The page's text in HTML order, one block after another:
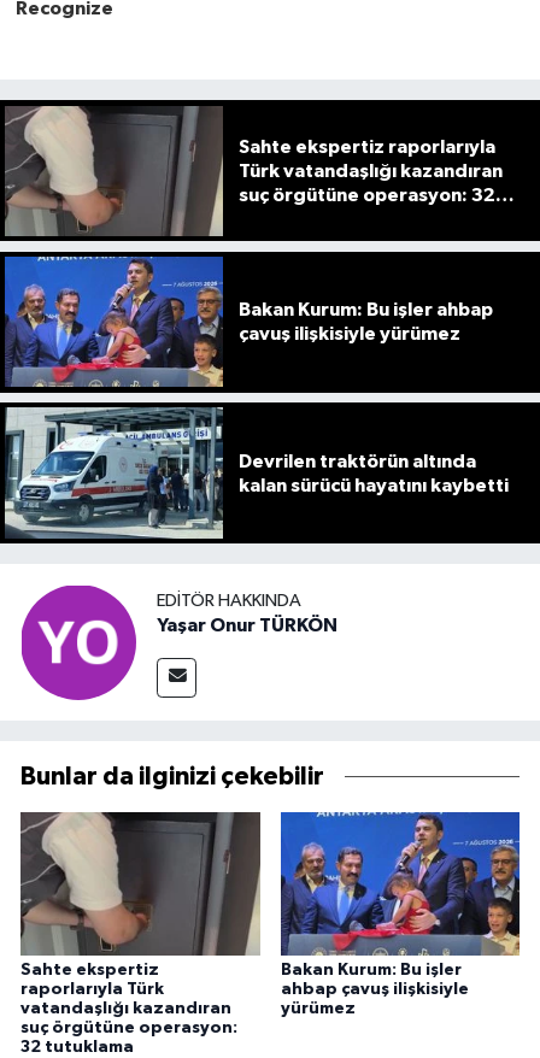
Sahte ekspertiz raporlarıyla
Türk vatandaşlığı kazandıran
suç örgütüne operasyon: 32
Bakan Kurum: Bu işler ahbap
çavuş ilişkisiyle yürümez
Devrilen traktörün altında
kalan sürücü hayatını kaybetti
EDITÖR HAKKINDA
Yaşar Onur TÜRKÖN
Bunlar da ilginizi çekebilir
Sahte ekspertiz
raporlarıyla Türk
vatandaşlığı kazandıran
suç örgütüne operasyon:
32 tutuklama
Bakan Kurum: Bu işler
ahbap çavuş ilişkisiyle
yürümez